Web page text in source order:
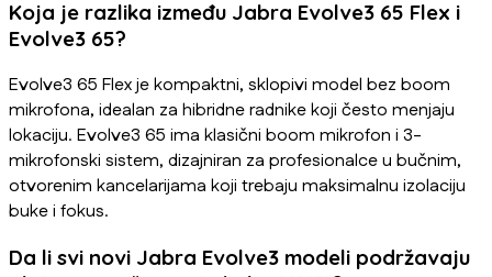
Koja je razlika između Jabra Evolve3 65 Flex i
Evolve3 65?
Evolve3 65 Flex je kompaktni, sklopivi model bez boom
mikrofona, idealan za hibridne radnike koji često menjaju
lokaciju. Evolve3 65 ima klasični boom mikrofon i 3-
mikrofonski sistem, dizajniran za profesionalce u bučnim,
otvorenim kancelarijama koji trebaju maksimalnu izolaciju
buke i fokus.
Da li svi novi Jabra Evolve3 modeli podržavaju